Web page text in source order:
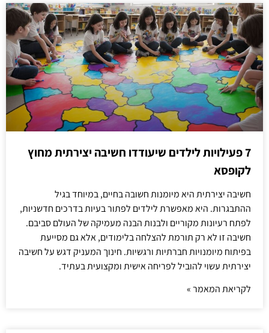
7 פעילויות לילדים שיעודדו חשיבה יצירתית מחוץ
לקופסא
חשיבה יצירתית היא מיומנות חשובה בחיים, במיוחד בגיל
ההתבגרות. היא מאפשרת לילדים לפתור בעיות בדרכים חדשניות,
לפתח רעיונות מקוריים ולבנות הבנה מעמיקה של העולם סביבם.
חשיבה זו לא רק תורמת להצלחה בלימודים, אלא גם מסייעת
בפיתוח מיומנויות חברתיות ורגשיות. חינוך המעניק דגש על חשיבה
יצירתית עשוי להוביל לפריחה אישית ומקצועית בעתיד.
לקריאת המאמר »